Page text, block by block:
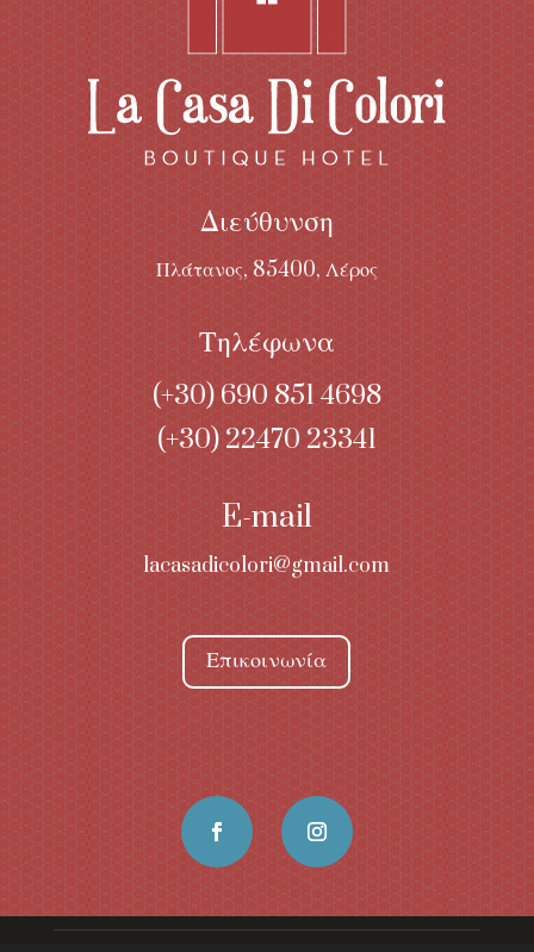
Διεύθυνση
Πλάτανος, 85400, Λέρος
Τηλέφωνα
(+30) 690 851 4698
(+30) 22470 23341
E-mail
lacasadicolori@gmail.com
Επικοινωνία